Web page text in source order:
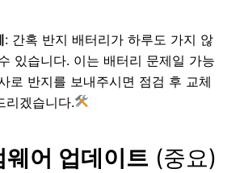
: 간혹 반지 배터리가 하루도 가지 않
있습니다. 이는 배터리 문제일 가능
로 반지를 보내주시면 점검 후 교체
리겠습니다.
웨어 업데이트 (중요)